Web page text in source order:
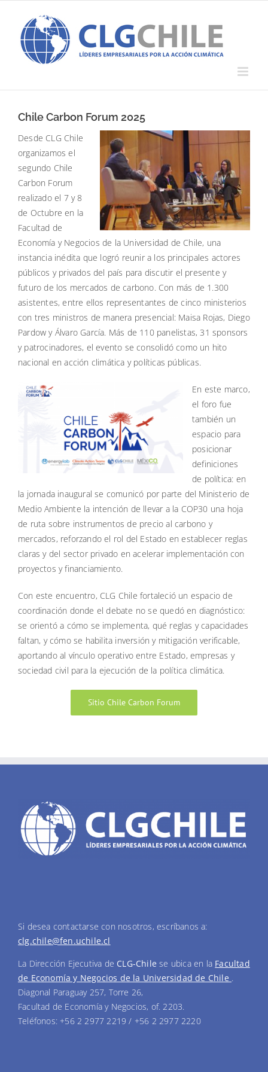
contenido
Chile Carbon Forum 2025
Desde CLG Chile
organizamos el
segundo Chile
Carbon Forum
realizado el 7 y 8
de Octubre en la
Facultad de
Economía y Negocios de la Universidad de Chile, una
instancia inédita que logró reunir a los principales actores
públicos y privados del país para discutir el presente y
futuro de los mercados de carbono. Con más de 1.300
asistentes, entre ellos representantes de cinco ministerios
con tres ministros de manera presencial: Maisa Rojas, Diego
Pardow y Álvaro García. Más de 110 panelistas, 31 sponsors
y patrocinadores, el evento se consolidó como un hito
nacional en acción climática y políticas públicas.
En este marco,
el foro fue
también un
espacio para
posicionar
definiciones
de política: en
la jornada inaugural se comunicó por parte del Ministerio de
Medio Ambiente la intención de llevar a la COP30 una hoja
de ruta sobre instrumentos de precio al carbono y
mercados, reforzando el rol del Estado en establecer reglas
claras y del sector privado en acelerar implementación con
proyectos y financiamiento.
Con este encuentro, CLG Chile fortaleció un espacio de
coordinación donde el debate no se quedó en diagnóstico:
se orientó a cómo se implementa, qué reglas y capacidades
faltan, y cómo se habilita inversión y mitigación verificable,
aportando al vínculo operativo entre Estado, empresas y
sociedad civil para la ejecución de la política climática.
Sitio Chile Carbon Forum
Si desea contactarse con nosotros, escríbanos a:
clg.chile@fen.uchile.cl
La Dirección Ejecutiva de CLG-Chile se ubica en la Facultad
de Economía y Negocios de la Universidad de Chile .
Diagonal Paraguay 257, Torre 26,
Facultad de Economía y Negocios, of. 2203.
Teléfonos: +56 2 2977 2219 / +56 2 2977 2220